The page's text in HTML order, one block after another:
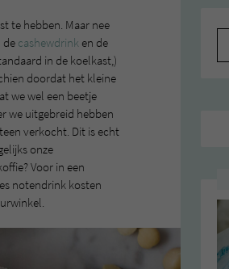
te hebben. Maar nee
de cashewdrink en de
in de koelkast,)
doordat het kleine
we wel een beetje
we uitgebreid hebben
verkocht. Dit is echt
onze
Voor in een
notendrink kosten